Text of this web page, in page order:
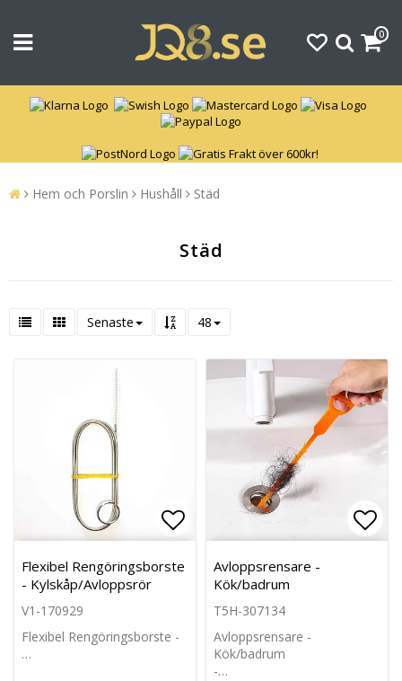
0
Hem och Porslin Hushåll Städ
Städ
Senaste 48
Lägg till i favoritlistan
Flexibel Rengöringsborste
- Kylskåp/Avloppsrör
V1-170929
Flexibel Rengöringsborste -
…
Avloppsrensare -
Kök/badrum
T5H-307134
Avloppsrensare -
Kök/badrum
-…